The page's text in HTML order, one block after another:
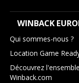
WINBACK
Qui sommes-nous ?
Location Game
Découvrez
Winback.com